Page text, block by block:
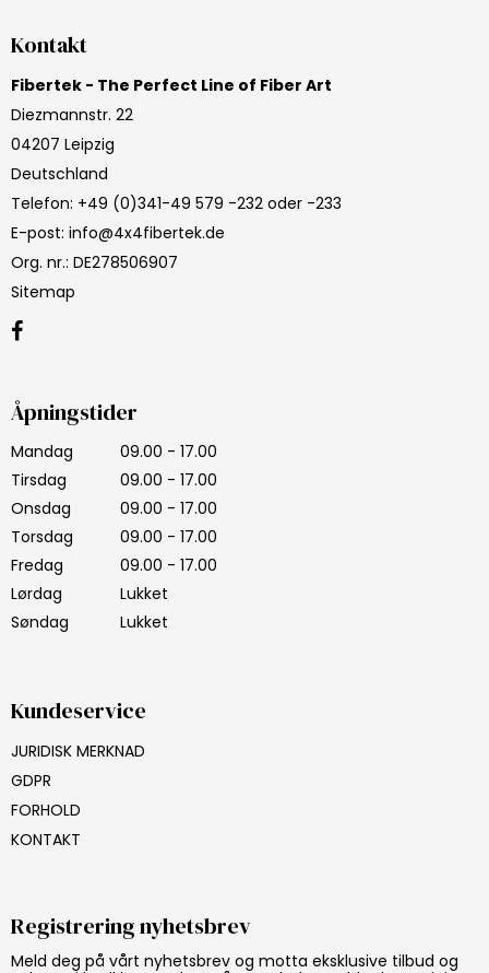
Kontakt
Fibertek - The Perfect Line of Fiber Art
Diezmannstr. 22
04207 Leipzig
Deutschland
Telefon: +49 (0)341-49 579 -232 oder -233
E-post: info@4x4fibertek.de
Org. nr.: DE278506907
Sitemap
Åpningstider
Mandag
09.00 - 17.00
Tirsdag
09.00 - 17.00
Onsdag
09.00 - 17.00
Torsdag
09.00 - 17.00
Fredag
09.00 - 17.00
Lørdag
Lukket
Søndag
Lukket
Kundeservice
JURIDISK MERKNAD
GDPR
FORHOLD
KONTAKT
Registrering nyhetsbrev
Meld deg på vårt nyhetsbrev og motta eksklusive tilbud og